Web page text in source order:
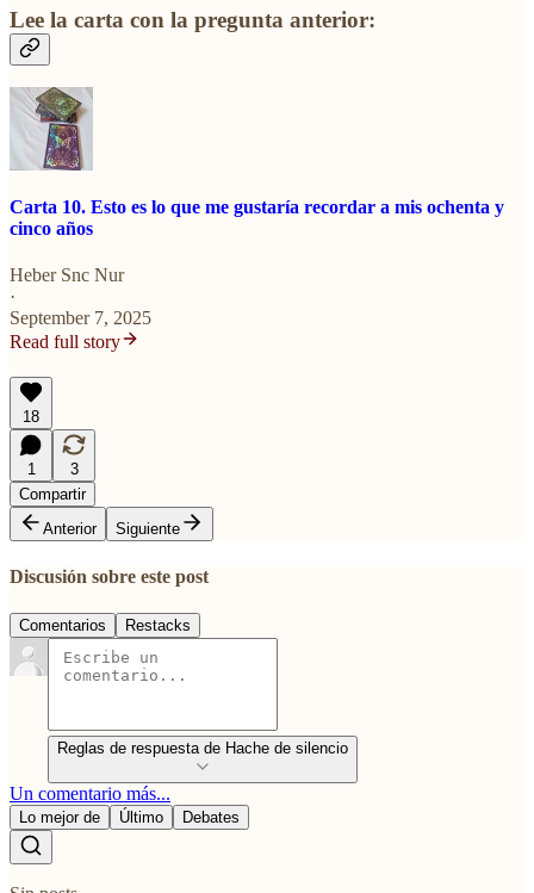
Lee la carta con la pregunta anterior:
Carta 10. Esto es lo que me gustaría recordar a mis ochenta y
cinco años
Heber Snc Nur
·
September 7, 2025
Read full story
18
1
3
Compartir
Anterior
Siguiente
Discusión sobre este post
Comentarios Restacks
Reglas de respuesta de Hache de silencio
Un comentario más...
Lo mejor de Último Debates